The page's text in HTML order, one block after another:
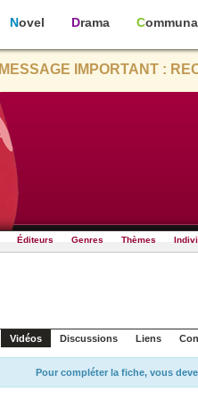
Novel Drama
MESSAGE IMPORTANT :
Éditeurs Genres Thèmes
Vidéos Discussions Liens
Pour compléter la fiche, vous